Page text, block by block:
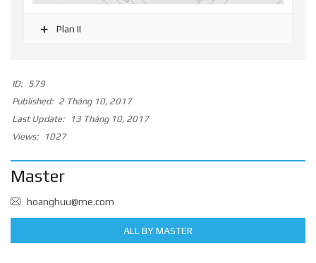
Plan II
ID:
579
Published: 2 Tháng 10, 2017
Last Update:
13 Tháng 10, 2017
Views:
1027
Master
hoanghuu@me.com
ALL BY MASTER